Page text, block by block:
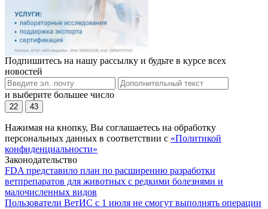
Подпишитесь на нашу рассылку и будьте в курсе всех
новостей
и выберите большее число
22 43
Нажимая на кнопку, Вы соглашаетесь на обработку
персональных данных в соответствии с «Политикой
конфиденциальности»
Законодательство
FDA представило план по расширению разработки
ветпрепаратов для животных с редкими болезнями и
малочисленных видов
Пользователи ВетИС с 1 июля не смогут выполнять операции